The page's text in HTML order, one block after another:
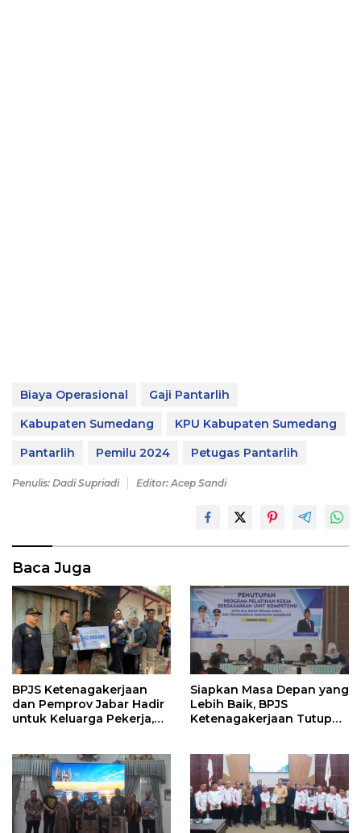
Biaya Operasional
Gaji Pantarlih
Kabupaten Sumedang
KPU Kabupaten Sumedang
Pantarlih
Pemilu 2024 Petugas Pantarlih
Penulis: Dadi Supriadi Editor: Acep Sandi
Baca Juga
BPJS Ketenagakerjaan
dan Pemprov Jabar Hadir
untuk Keluarga Pekerja,
Siapkan Masa Depan yang
Lebih Baik, BPJS
Ketenagakerjaan Tutup